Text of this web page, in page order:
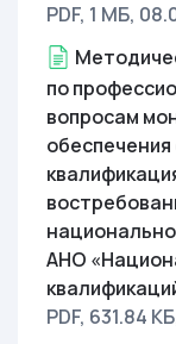
PDF, 1 МБ,
по
вопросам
АНО
PDF, 631.84 КБ